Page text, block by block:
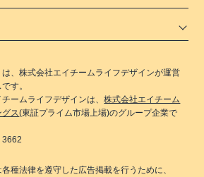
は、株式会社エイチームライフデザインが運営
す。
ームライフデザインは、株式会社エイチーム
グス(東証プライム市場上場)のグループ企業で
3662
各種法律を遵守した広告掲載を行うために、